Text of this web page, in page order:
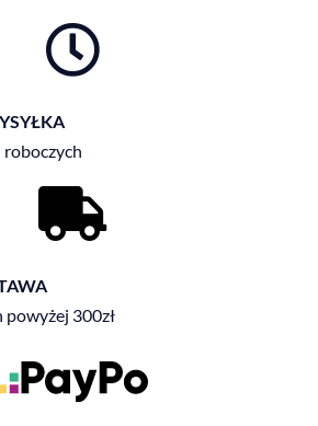
powyżej 300zł